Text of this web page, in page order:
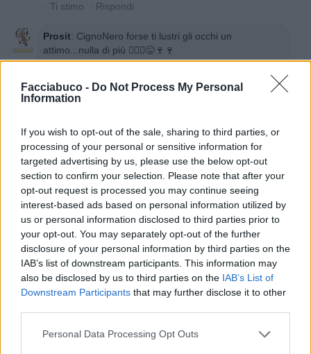
Facciabuco - Do Not Process My Personal
Information
If you wish to opt-out of the sale, sharing to third parties, or
processing of your personal or sensitive information for
targeted advertising by us, please use the below opt-out
section to confirm your selection. Please note that after your
opt-out request is processed you may continue seeing
interest-based ads based on personal information utilized by
us or personal information disclosed to third parties prior to
your opt-out. You may separately opt-out of the further
disclosure of your personal information by third parties on the
IAB’s list of downstream participants. This information may
also be disclosed by us to third parties on the IAB’s List of
Downstream Participants that may further disclose it to other
Personal Data Processing Opt Outs
· Ti stimo · Rispondi
Prosit: CignoNero forse ti lustri gli occhi un
attimo...nulla di più 🤷🏻‍♂️😜🍷🍷
·Ti stimo ·Rispondi
Pandino750young livello 10
19 Giugno 2024 - 7.401 visualizzazioni
Che incubo😱🤢🤮